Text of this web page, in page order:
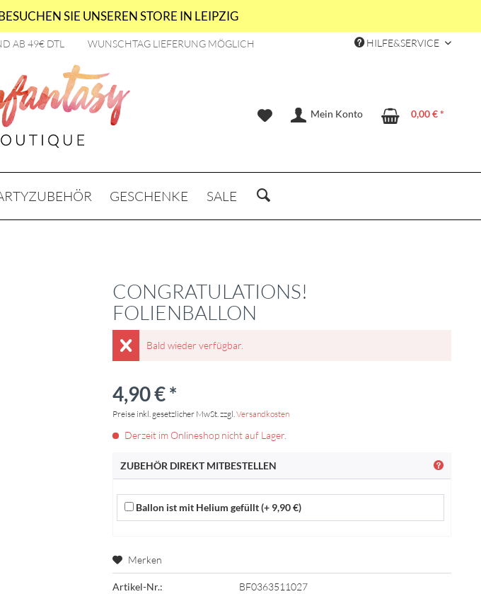
SIE UNSEREN STORE IN LEIPZIG
AB 49€ DTL WUNSCHTAG LIEFERUNG MÖGLICH HILFE&SERVICE
Mein Konto 0,00 € *
GESCHENKE SALE
CONGRATULATIONS!
FOLIENBALLON
Bald wieder verfügbar.
4,90 € *
Preise inkl. gesetzlicher MwSt. zzgl.Versandkosten
Derzeit im Onlineshop nicht auf Lager.
ZUBEHÖR DIREKT MITBESTELLEN
Ballon ist mit Helium gefüllt (+ 9,90 €)
Merken
Artikel-Nr.: BF0363511027